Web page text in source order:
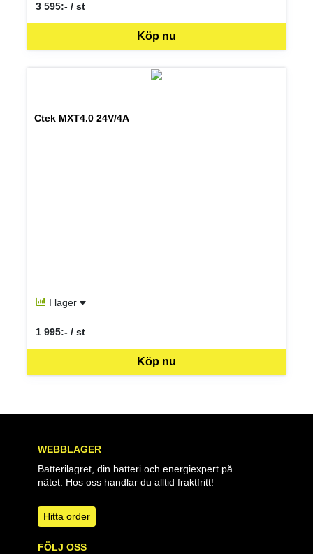
Köp nu
3 595:- / st
SEK per ST
Ctek MXT4.0 24V/4A
I lager
Köp nu
1 995:- / st
SEK per ST
WEBBLAGER
Batterilagret, din batteri och energiexpert på
nätet. Hos oss handlar du alltid fraktfritt!
Hitta order
FÖLJ OSS